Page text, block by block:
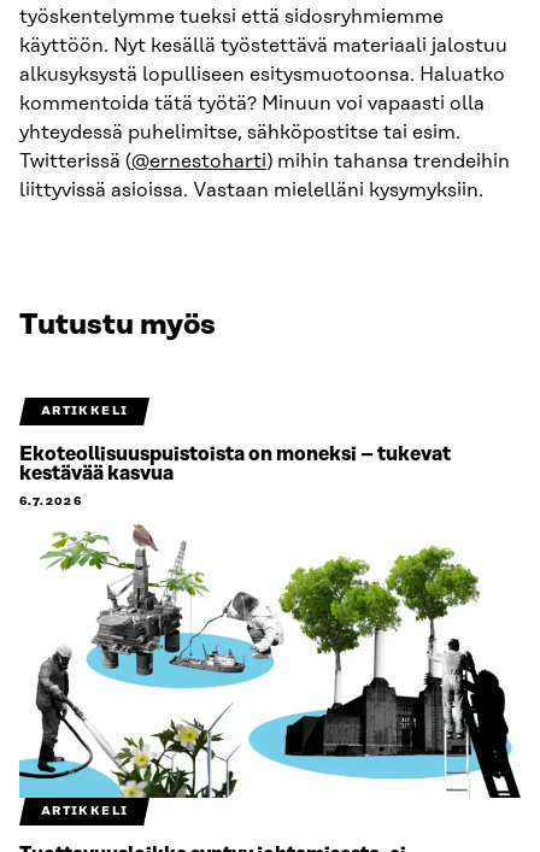
työskentelymme tueksi että sidosryhmiemme
käyttöön. Nyt kesällä työstettävä materiaali jalostuu
alkusyksystä lopulliseen esitysmuotoonsa. Haluatko
kommentoida tätä työtä? Minuun voi vapaasti olla
yhteydessä puhelimitse, sähköpostitse tai esim.
Twitterissä (@ernestoharti) mihin tahansa trendeihin
liittyvissä asioissa. Vastaan mielelläni kysymyksiin.
Tutustu myös
ARTIKKELI
Ekoteollisuuspuistoista on moneksi – tukevat
kestävää kasvua
6.7.2026
ARTIKKELI